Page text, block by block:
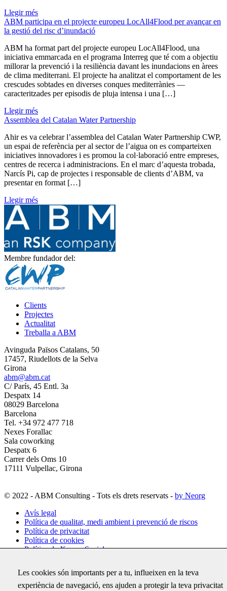
Llegir més
ABM participa en el projecte europeu LocAll4Flood per avançar en
la gestió del risc d’inundació
ABM ha format part del projecte europeu LocAll4Flood, una
iniciativa emmarcada en el programa Interreg que té com a objectiu
millorar la prevenció i la resiliència davant les inundacions en àrees
de clima mediterrani. El projecte ha analitzat el comportament de les
crescudes sobtades en diverses conques mediterrànies —
caracteritzades per episodis de pluja intensa i una […]
Llegir més
Assemblea del Catalan Water Partnership
Ahir es va celebrar l’assemblea del Catalan Water Partnership CWP,
un espai de referència per al sector de l’aigua on es comparteixen
iniciatives innovadores i es promou la col·laboració entre empreses,
centres de recerca i administracions. En el marc d’aquesta trobada,
Narcís Pi, cap de projectes i responsable de clients d’ABM, va
presentar en format […]
Llegir més
Membre fundador del:
Clients
Projectes
Actualitat
Treballa a ABM
Avinguda Països Catalans, 50
17457, Riudellots de la Selva
Girona
abm@abm.cat
C/ París, 45 Entl. 3a
Despatx 14
08029 Barcelona
Barcelona
Tel. +34 972 477 718
Nexes Forallac
Sala coworking
Despatx 6
Carrer dels Oms 10
17111 Vulpellac, Girona
© 2022 - ABM Consulting - Tots els drets reservats - by Neorg
Avís legal
Política de qualitat, medi ambient i prevenció de riscos
Política de privacitat
Política de cookies
Política de Xarxes Socials
Les cookies són importants per a tu, influeixen en la teva
experiència de navegació, ens ajuden a protegir la teva privacitat